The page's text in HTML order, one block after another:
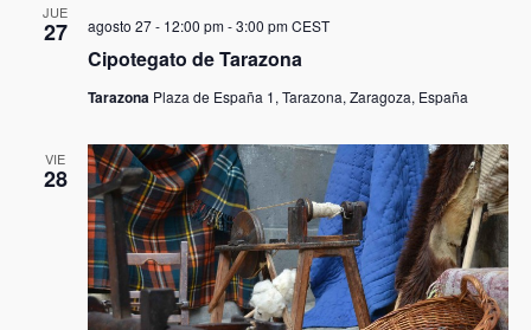
JUE
27
Cipotegato de Tarazona
agosto 27 - 12:00 pm-3:00 pm CEST
Tarazona Plaza de España 1, Tarazona, Zaragoza, España
VIE
28